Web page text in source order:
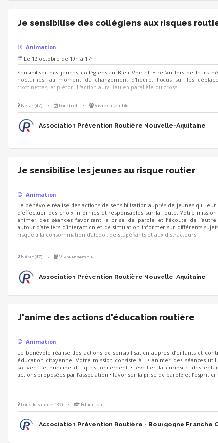
Je sensibilise des collégiens aux risques
Animation
Le 12 octobre de 10h à 17h
Sensibiliser des jeunes collégiens au Bien Voir et Etre Vu lors de leurs
nocturnes, au moment du changement d'heure. Focus sur les
trottinettes, et piéton. L'action aura lieu en parallèle du cross.
Nérac (47) • Ponctuel • Vivre ensemble
Association Prévention Routière Nouvelle-Aquitaine
Je sensibilise les jeunes au risque routier
Animation
Le bénévole réalise des actions de sensibilisation auprès de jeunes qui
d’effectuer des choix informés et responsables sur la route. Votre
animer des séances favorisant la prise de parole et l’écoute de l’autre
autour d’ateliers d’interaction et de simulation informer sur différents
risque à la consommation d’alcool, de stupéfiants et aux distracteurs
Nérac (47) • Vivre ensemble
Association Prévention Routière Nouvelle-Aquitaine
J'anime des actions d'éducation routière
Animation
Le bénévole réalise des actions de sensibilisation auprès d’enfants et
éducation citoyenne. Votre mission consiste à : • animer des séances
souvent le principe du questionnement • éveiller la curiosité des
actions proposées par l’association • favoriser la prise de parole et l’esprit
Lons-le-Saunier (39) • Éducation
Association Prévention Routière - Bourgogne Franche